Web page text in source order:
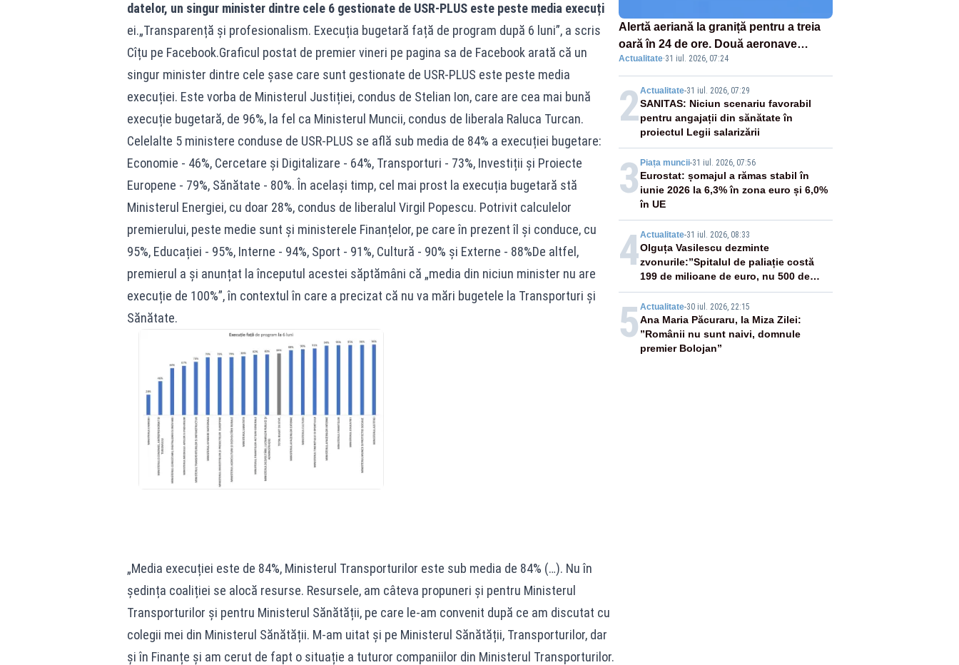
datelor, un singur minister dintre cele 6 gestionate de USR-PLUS este peste media execuți
ei.„Transparență și profesionalism. Execuția bugetară față de program după 6 luni”, a scris
Cîțu pe Facebook.Graficul postat de premier vineri pe pagina sa de Facebook arată că un
singur minister dintre cele șase care sunt gestionate de USR-PLUS este peste media
execuției. Este vorba de Ministerul Justiției, condus de Stelian Ion, care are cea mai bună
execuție bugetară, de 96%, la fel ca Ministerul Muncii, condus de liberala Raluca Turcan.
Celelalte 5 ministere conduse de USR-PLUS se află sub media de 84% a execuției bugetare:
Economie - 46%, Cercetare și Digitalizare - 64%, Transporturi - 73%, Investiții și Proiecte
Europene - 79%, Sănătate - 80%. În același timp, cel mai prost la execuția bugetară stă
Ministerul Energiei, cu doar 28%, condus de liberalul Virgil Popescu. Potrivit calculelor
premierului, peste medie sunt și ministerele Finanțelor, pe care în prezent îl și conduce, cu
95%, Educației - 95%, Interne - 94%, Sport - 91%, Cultură - 90% și Externe - 88%De altfel,
premierul a și anunțat la începutul acestei săptămâni că „media din niciun minister nu are
execuție de 100%”, în contextul în care a precizat că nu va mări bugetele la Transporturi și
Sănătate.
„Media execuției este de 84%, Ministerul Transporturilor este sub media de 84% (…). Nu în
ședința coaliției se alocă resurse. Resursele, am câteva propuneri și pentru Ministerul
Transporturilor și pentru Ministerul Sănătății, pe care le-am convenit după ce am discutat cu
colegii mei din Ministerul Sănătății. M-am uitat și pe Ministerul Sănătății, Transporturilor, dar
și în Finanțe și am cerut de fapt o situație a tuturor companiilor din Ministerul Transporturilor.
Alertă aeriană la graniță pentru a treia
oară în 24 de ore. Două aeronave
Eurofighter britanice au fost ridicate de
la sol
Actualitate·31 iul. 2026, 07:24
2Actualitate-31 iul. 2026, 07:29
SANITAS: Niciun scenariu favorabil
pentru angajații din sănătate în
proiectul Legii salarizării
3 Piața muncii-31 iul. 2026, 07:56
Eurostat: șomajul a rămas stabil în
iunie 2026 la 6,3% în zona euro și 6,0%
în UE
4Actualitate-31 iul. 2026, 08:33
Olguța Vasilescu dezminte
zvonurile:”Spitalul de paliație costă
199 de milioane de euro, nu 500 de
milioane”
5 Actualitate-30 iul. 2026, 22:15
Ana Maria Păcuraru, la Miza Zilei:
”Românii nu sunt naivi, domnule
premier Bolojan”